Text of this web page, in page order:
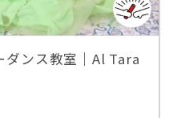
ダンス教室｜Al Tara